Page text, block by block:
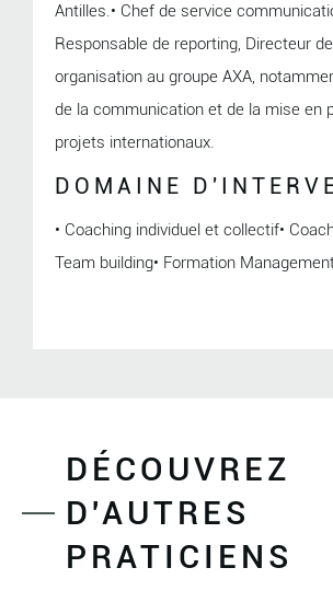
Antilles.• Chef de service
Responsable de reporting, Directeur
organisation au groupe AXA,
de la communication et de la mise en
projets internationaux.
DOMAINE
• Coaching individuel et collectif•
Team building• Formation
DÉCOUVREZ
D'AUTRES
PRATICIENS